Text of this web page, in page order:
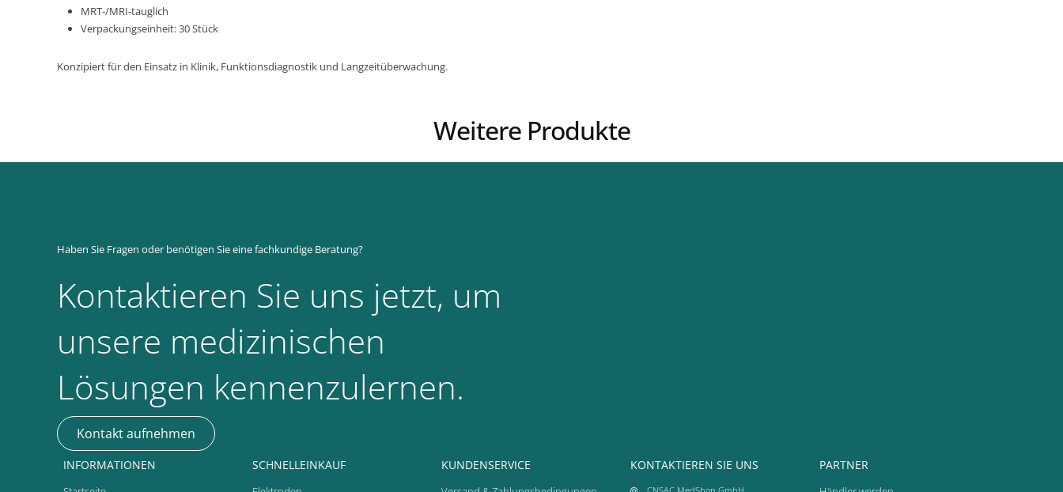
MRT-/MRI-tauglich
Verpackungseinheit: 30 Stück
Konzipiert für den Einsatz in Klinik, Funktionsdiagnostik und Langzeitüberwachung.
Weitere Produkte
Haben Sie Fragen oder benötigen Sie eine fachkundige Beratung?
Kontaktieren Sie uns jetzt, um
unsere medizinischen
Lösungen kennenzulernen.
Kontakt aufnehmen
INFORMATIONEN SCHNELLEINKAUF KUNDENSERVICE KONTAKTIEREN SIE UNS
CNSAC MedShop GmbH
PARTNER